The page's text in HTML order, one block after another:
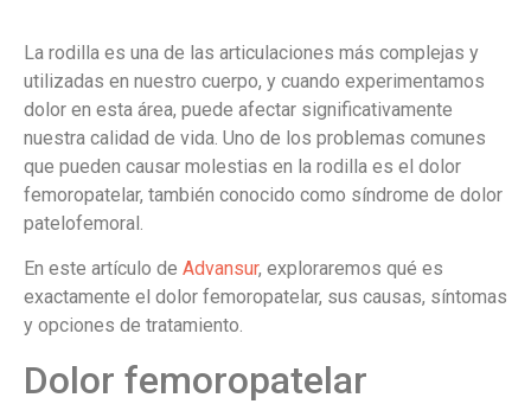
La rodilla es una de las articulaciones más complejas y
utilizadas en nuestro cuerpo, y cuando experimentamos
dolor en esta área, puede afectar significativamente
nuestra calidad de vida. Uno de los problemas comunes
que pueden causar molestias en la rodilla es el dolor
femoropatelar, también conocido como síndrome de dolor
patelofemoral.
En este artículo de Advansur, exploraremos qué es
exactamente el dolor femoropatelar, sus causas, síntomas
y opciones de tratamiento.
Dolor femoropatelar